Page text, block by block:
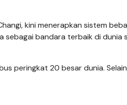
kini menerapkan sistem
bandara terbaik di dunia
peringkat 20 besar dunia.